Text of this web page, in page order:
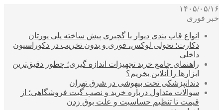
۱۴۰۵/۰۵/۱۶
خبر فوری
انواع قاب بندی دیوار با گچبری پیش ساخته پلی یورتان
دکارت؛ تحولی لوکس، فوری و بدون تخریب در دکوراسیون
داخلی
راهنمای جامع خرید تجهیزات اندازه گیری؛ چطور دقیق‌ترین
ابزارها را آنلاین بخریم؟
دندانپزشکی تحت بیهوشی در شرق تهران
سوالات متداول درباره خرید و نصب گیت فروشگاهی؛ از
قیمت تا تنظیم حساسیت و علت بوق زدن